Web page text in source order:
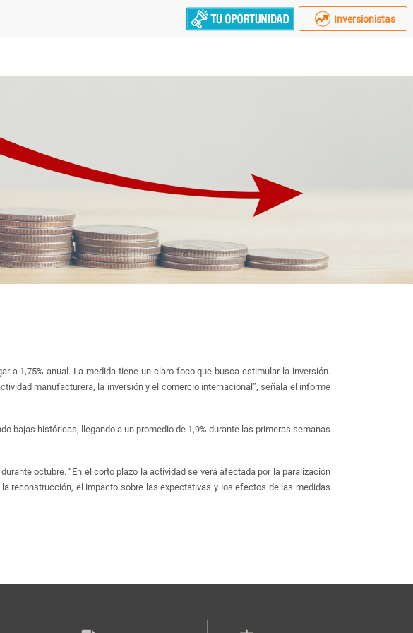
Inversionistas
a 1,75% anual. La medida tiene un claro foco que busca estimular la inversión.
manufacturera, la inversión y el comercio internacional”, señala el informe
bajas históricas, llegando a un promedio de 1,9% durante las primeras semanas
octubre. “En el corto plazo la actividad se verá afectada por la paralización
reconstrucción, el impacto sobre las expectativas y los efectos de las medidas